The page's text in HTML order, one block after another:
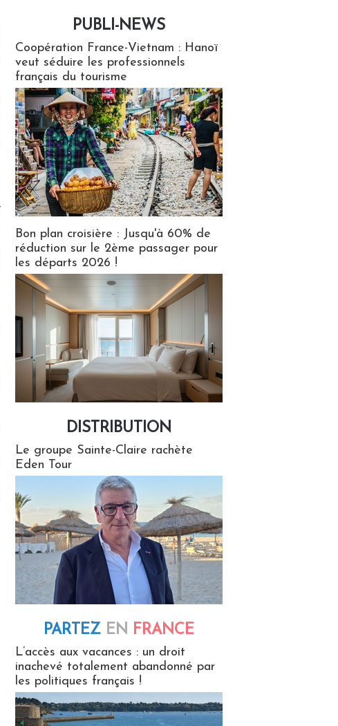
PUBLI-NEWS
Coopération France-Vietnam : Hanoï
veut séduire les professionnels
français du tourisme
Bon plan croisière : Jusqu'à 60% de
réduction sur le 2ème passager pour
les départs 2026 !
DISTRIBUTION
Le groupe Sainte-Claire rachète
Eden Tour
PARTEZ EN FRANCE
L’accès aux vacances : un droit
inachevé totalement abandonné par
les politiques français !